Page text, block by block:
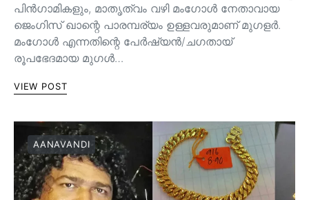
പിൻ‌ഗാമികളും, മാതൃത്വം വഴി മംഗോൾ നേതാവായ
ജെംഗിസ് ഖാന്റെ പാരമ്പര്യം ഉള്ളവരുമാണ്‌ മുഗളർ.
മംഗോൾ എന്നതിന്റെ പേർഷ്യൻ/ചഗതായ്
രൂപഭേദമായ മുഗൾ…
VIEW POST
AANAVANDI